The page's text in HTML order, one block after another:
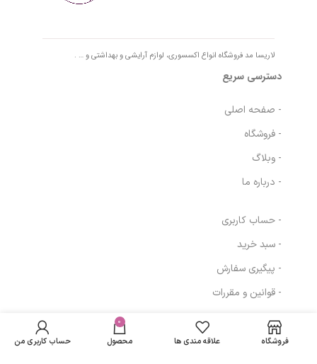
لاریسا مد فروشگاه انواع اکسسوری، لوازم آرایشی و بهداشتی و … .
دسترسی سریع
- صفحه اصلی
- فروشگاه
- وبلاگ
- درباره ما
- حساب کاربری
- سبد خرید
- پیگیری سفارش
- قوانین و مقررات
مسیرهای ارتباطیSPF 50 ویتالیر مدل
میلی لیتر – بی رنگ
تومان
باشد فروشگاه علاقه مندی ها
0
محصول حساب کاربری من